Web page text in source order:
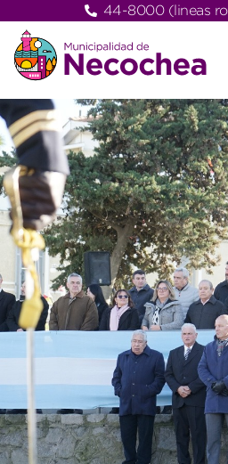
44-8000 (lineas